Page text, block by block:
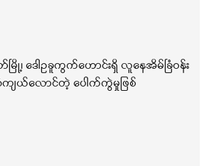
၊ ဒေါဥခူကွက်ဟောင်းရှိ လူနေအိမ်ခြံဝန်း
ယ်လောင်တဲ့ ပေါက်ကွဲမှုဖြစ်